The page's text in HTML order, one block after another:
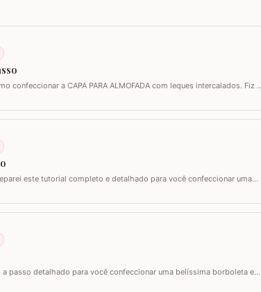
confeccionar a CAPA PARA ALMOFADA com leques intercalados. Fiz a
A. Um fio extremamente macio por ser 100%…
este tutorial completo e detalhado para você confeccionar uma
como bandô ou até mesmo como um…
passo detalhado para você confeccionar uma belíssima borboleta em